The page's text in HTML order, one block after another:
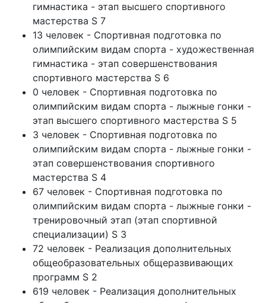
гимнастика - этап высшего спортивного
мастерства S 7
13 человек - Спортивная подготовка по
олимпийским видам спорта - художественная
гимнастика - этап совершенствования
спортивного мастерства S 6
0 человек - Спортивная подготовка по
олимпийским видам спорта - лыжные гонки -
этап высшего спортивного мастерства S 5
3 человек - Спортивная подготовка по
олимпийским видам спорта - лыжные гонки -
этап совершенствования спортивного
мастерства S 4
67 человек - Спортивная подготовка по
олимпийским видам спорта - лыжные гонки -
тренировочный этап (этап спортивной
специализации) S 3
72 человек - Реализация дополнительных
общеобразовательных общеразвивающих
программ S 2
619 человек - Реализация дополнительных